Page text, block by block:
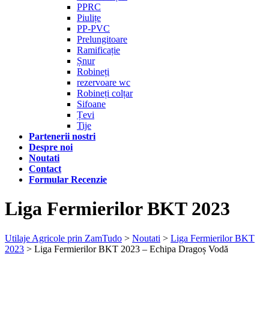
PPRC
Piulițe
PP-PVC
Prelungitoare
Ramificație
Șnur
Robineți
rezervoare wc
Robineți colțar
Sifoane
Țevi
Tije
Partenerii nostri
Despre noi
Noutati
Contact
Formular Recenzie
Liga Fermierilor BKT 2023
Utilaje Agricole prin ZamTudo > Noutati > Liga Fermierilor BKT
2023 > Liga Fermierilor BKT 2023 – Echipa Dragoș Vodă